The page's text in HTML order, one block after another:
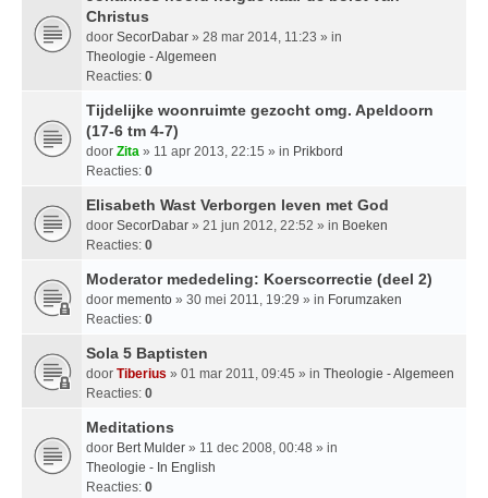
Christus
door SecorDabar » 28 mar 2014, 11:23 » in
Theologie - Algemeen
Reacties: 0
Tijdelijke woonruimte gezocht omg. Apeldoorn
(17-6 tm 4-7)
door Zita » 11 apr 2013, 22:15 » in Prikbord
Reacties: 0
Elisabeth Wast Verborgen leven met God
door SecorDabar » 21 jun 2012, 22:52 » in Boeken
Reacties: 0
Moderator mededeling: Koerscorrectie (deel 2)
door memento » 30 mei 2011, 19:29 » in Forumzaken
Reacties: 0
Sola 5 Baptisten
door Tiberius » 01 mar 2011, 09:45 » in Theologie - Algemeen
Reacties: 0
Meditations
door Bert Mulder » 11 dec 2008, 00:48 » in
Theologie - In English
Reacties: 0